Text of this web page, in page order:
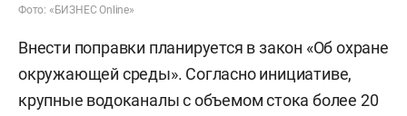
Фото: «БИЗНЕС Online»
Внести поправки планируется в закон «Об охране
окружающей среды». Согласно инициативе,
крупные водоканалы с объемом стока более 20